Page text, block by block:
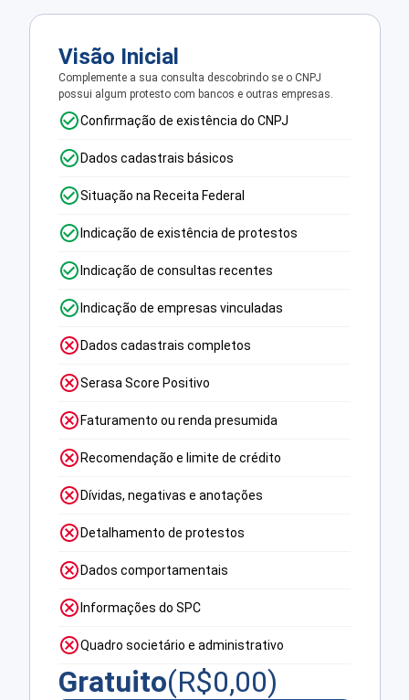
Visão Inicial
Complemente a sua consulta descobrindo se o CNPJ
possui algum protesto com bancos e outras empresas.
Confirmação de existência do CNPJ
Dados cadastrais básicos
Situação na Receita Federal
Indicação de existência de protestos
Indicação de consultas recentes
Indicação de empresas vinculadas
Dados cadastrais completos
Serasa Score Positivo
Faturamento ou renda presumida
Recomendação e limite de crédito
Dívidas, negativas e anotações
Detalhamento de protestos
Dados comportamentais
Informações do SPC
Quadro societário e administrativo
Gratuito(R$0,00)